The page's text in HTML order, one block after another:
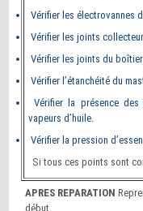
Vérifier les électrovannes
Vérifier les joints
Vérifier les joints du
Vérifier l’étanchéité du
Vérifier la présence
vapeurs d’huile.
Vérifier la pression
Si tous ces points sont
APRES REPARATION
début.